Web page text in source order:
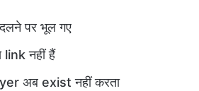
पर भूल गए
नहीं हैं
अब exist नहीं करता